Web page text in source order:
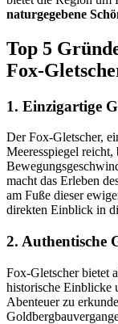
naturgegebene
Top 5
Fox-
1. Einzigartige
Der Fox-Gletscher,
Meeresspiegel
macht das Erleben
am Fuße dieser
direkten Einblick in
2. Authentische
Fox-Gletscher bietet
historische Einblicke
Abenteuer zu